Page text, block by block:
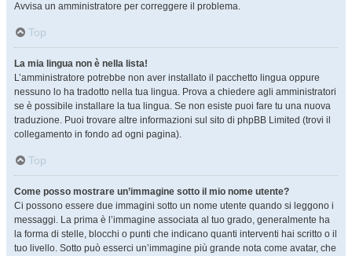
Avvisa un amministratore per correggere il problema.
Top
La mia lingua non è nella lista!
L’amministratore potrebbe non aver installato il pacchetto lingua oppure
nessuno lo ha tradotto nella tua lingua. Prova a chiedere agli amministratori
se è possibile installare la tua lingua. Se non esiste puoi fare tu una nuova
traduzione. Puoi trovare altre informazioni sul sito di phpBB Limited (trovi il
collegamento in fondo ad ogni pagina).
Top
Come posso mostrare un’immagine sotto il mio nome utente?
Ci possono essere due immagini sotto un nome utente quando si leggono i
messaggi. La prima è l’immagine associata al tuo grado, generalmente ha
la forma di stelle, blocchi o punti che indicano quanti interventi hai scritto o il
tuo livello. Sotto può esserci un’immagine più grande nota come avatar, che